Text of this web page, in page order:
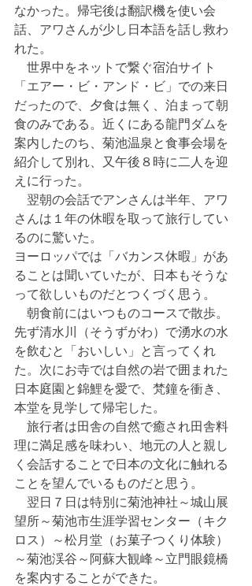
なかった。帰宅後は翻訳機を使い会
話、アワさんが少し日本語を話し救わ
れた。
世界中をネットで繋ぐ宿泊サイト
「エアー・ビ・アンド・ビ」での来日
だったので、夕食は無く、泊まって朝
食のみである。近くにある龍門ダムを
案内したのち、菊池温泉と食事会場を
紹介して別れ、又午後８時に二人を迎
えに行った。
翌朝の会話でアンさんは半年、アワ
さんは１年の休暇を取って旅行してい
るのに驚いた。
ヨーロッパでは「バカンス休暇」があ
ることは聞いていたが、日本もそうな
って欲しいものだとつくづく思う。
朝食前にはいつものコースで散歩。
先ず清水川（そうずがわ）で湧水の水
を飲むと「おいしい」と言ってくれ
た。次にお寺では自然の岩で囲まれた
日本庭園と錦鯉を愛で、梵鐘を衝き、
本堂を見学して帰宅した。
旅行者は田舎の自然で癒され田舎料
理に満足感を味わい、地元の人と親し
く会話することで日本の文化に触れる
ことを望んでいるものだと思う。
翌日７日は特別に菊池神社～城山展
望所～菊池市生涯学習センター（キク
ロス）～松月堂（お菓子つくり体験）
～菊池渓谷～阿蘇大観峰～立門眼鏡橋
を案内することができた。